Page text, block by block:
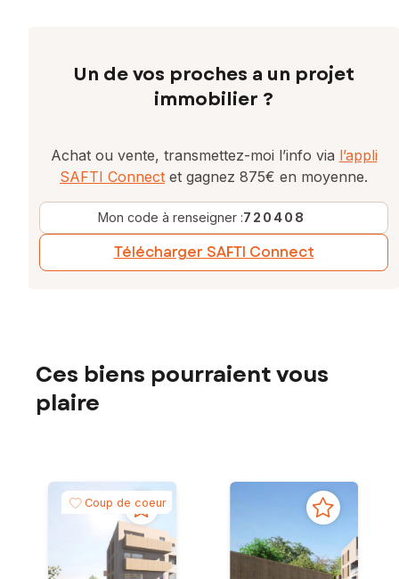
Un de vos proches a un projet
immobilier ?
Achat ou vente, transmettez-moi l’info via l’appli
SAFTI Connect et gagnez 875€ en moyenne.
Mon code à renseigner :720408
Télécharger SAFTI Connect
Ces biens pourraient vous
plaire
Coup de coeur